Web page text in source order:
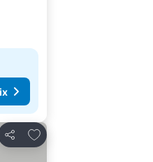
Partager
Ajouter à mes favoris